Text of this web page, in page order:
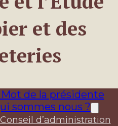
et des
Mot de la présidente
sommes nous ?
Conseil d’administration